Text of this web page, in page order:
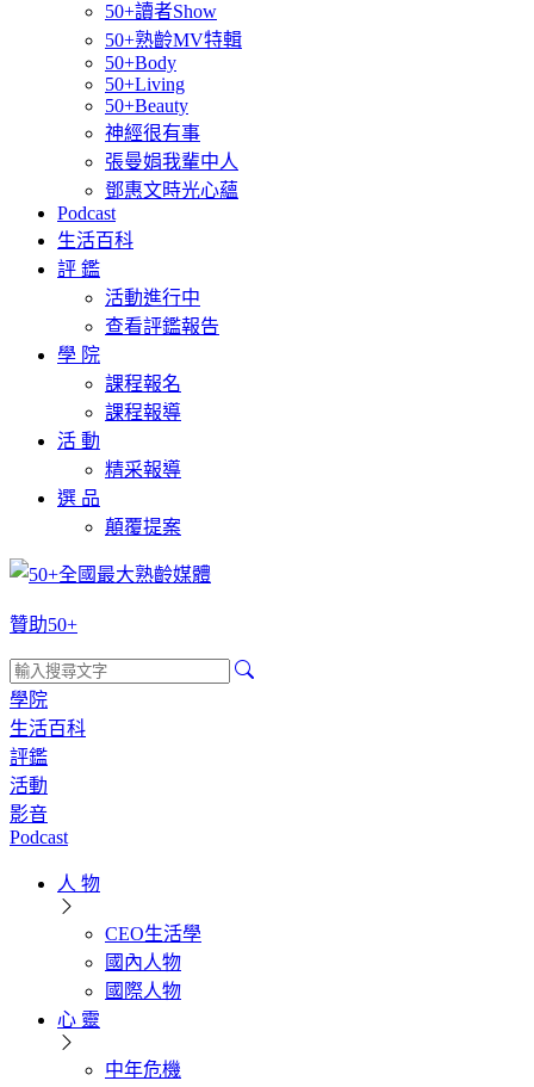
50+讀者Show
50+熟齡MV特輯
50+Body
50+Living
50+Beauty
神經很有事
張曼娟我輩中人
鄧惠文時光心蘊
Podcast
生活百科
評 鑑
活動進行中
查看評鑑報告
學 院
課程報名
課程報導
活 動
精采報導
選 品
顛覆提案
贊助50+
學院
生活百科
評鑑
活動
影音
Podcast
人 物
CEO生活學
國內人物
國際人物
心 靈
中年危機